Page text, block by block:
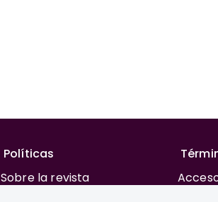
Políticas
Sobre la revista